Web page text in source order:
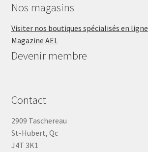
Nos magasins
Visiter nos boutiques spécialisés en ligne
Magazine AEL
Devenir membre
Contact
2909 Taschereau
St-Hubert, Qc
J4T 3K1